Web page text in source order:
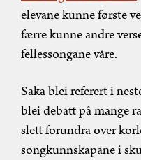
elevane kunne første
færre kunne andre
fellessongane våre.
Saka blei referert i
blei debatt på mange
slett forundra over
songkunnskapane i